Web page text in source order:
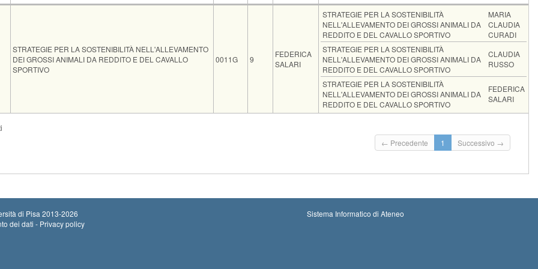
Moduli
STRATEGIE PER LA SOSTENIBILITÀ NELL'ALLEVAMENTO
DEI GROSSI ANIMALI DA REDDITO E DEL CAVALLO
SPORTIVO
0011G 9
FEDERICA
SALARI
STRATEGIE PER LA SOSTENIBILITÀ
NELL'ALLEVAMENTO DEI GROSSI ANIMALI DA
REDDITO E DEL CAVALLO SPORTIVO
MARIA
CLAUDIA
CURADI
STRATEGIE PER LA SOSTENIBILITÀ
NELL'ALLEVAMENTO DEI GROSSI ANIMALI DA
REDDITO E DEL CAVALLO SPORTIVO
CLAUDIA
RUSSO
STRATEGIE PER LA SOSTENIBILITÀ
NELL'ALLEVAMENTO DEI GROSSI ANIMALI DA
REDDITO E DEL CAVALLO SPORTIVO
FEDERICA
SALARI
Iscrizioni chiuse
← Precedente
1 Successivo →
di Pisa 2013-2026
dei dati - Privacy policy
Sistema Informatico di Ateneo